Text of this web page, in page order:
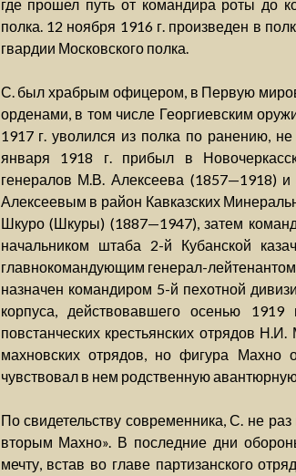
где прошел путь от командира роты до
полка. 12 ноября 1916 г. произведен в
гвардии Московского полка.
С. был храбрым офицером, в Первую
орденами, в том числе Георгиевским
1917 г. уволился из полка по ранению,
января 1918 г. прибыл в
генералов М.В. Алексеева (1857—1918)
Алексеевым в район Кавказских
Шкуро (Шкуры) (1887—1947), затем
начальником штаба 2-й Кубанской
главнокомандующим генерал-
назначен командиром 5-й пехотной
корпуса, действовавшего осенью
повстанческих крестьянских отрядов
махновских отрядов, но фигура Махно
чувствовал в нем родственную
По свидетельству современника, С. не
вторым Махно». В последние дни
мечту, встав во главе партизанского